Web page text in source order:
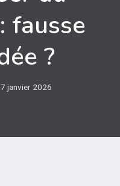
fausse
?
janvier 2026